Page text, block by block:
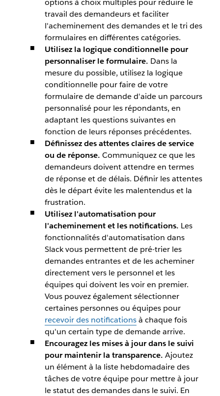
options à choix multiples pour réduire le
travail des demandeurs et faciliter
l'acheminement des demandes et le tri des
formulaires en différentes catégories.
Utilisez la logique conditionnelle pour
personnaliser le formulaire. Dans la
mesure du possible, utilisez la logique
conditionnelle pour faire de votre
formulaire de demande d'aide un parcours
personnalisé pour les répondants, en
adaptant les questions suivantes en
fonction de leurs réponses précédentes.
Définissez des attentes claires de service
ou de réponse. Communiquez ce que les
demandeurs doivent attendre en termes
de réponse et de délais. Définir les attentes
dès le départ évite les malentendus et la
frustration.
Utilisez l'automatisation pour
l'acheminement et les notifications. Les
fonctionnalités d'automatisation dans
Slack vous permettent de pré-trier les
demandes entrantes et de les acheminer
directement vers le personnel et les
équipes qui doivent les voir en premier.
Vous pouvez également sélectionner
certaines personnes ou équipes pour
recevoir des notificationsà chaque fois
qu'un certain type de demande arrive.
Encouragez les mises à jour dans le suivi
pour maintenir la transparence. Ajoutez
un élément à la liste hebdomadaire des
tâches de votre équipe pour mettre à jour
le statut des demandes dans le suivi. En